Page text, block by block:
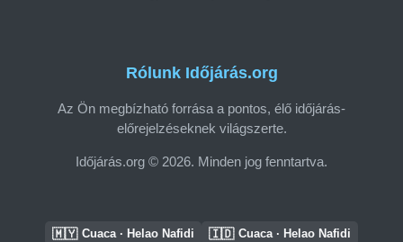
Rólunk Időjárás.org
Az Ön megbízható forrása a pontos, élő időjárás-
előrejelzéseknek világszerte.
Időjárás.org © 2026. Minden jog fenntartva.
🇲🇾 Cuaca · Helao Nafidi 🇮🇩 Cuaca · Helao Nafidi